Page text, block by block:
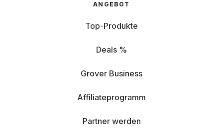
ANGEBOT
Top-Produkte
Deals %
Grover Business
Affiliateprogramm
Partner werden